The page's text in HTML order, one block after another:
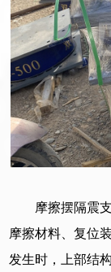
摩擦摆隔震
摩擦材料、复位
发生时，上部结